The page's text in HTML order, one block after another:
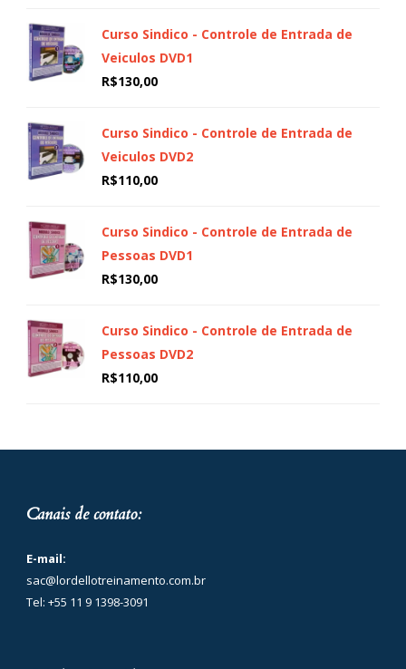
Curso Sindico - Controle de Entrada de
Veiculos DVD1
R$130,00
Curso Sindico - Controle de Entrada de
Veiculos DVD2
R$110,00
Curso Sindico - Controle de Entrada de
Pessoas DVD1
R$130,00
Curso Sindico - Controle de Entrada de
Pessoas DVD2
R$110,00
Canais de contato:
E-mail:
sac@lordellotreinamento.com.br
Tel: +55 11 9 1398-3091